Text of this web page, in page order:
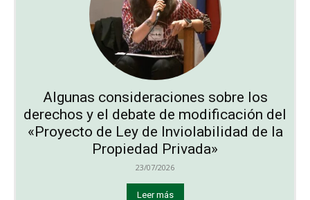
Algunas consideraciones sobre los
derechos y el debate de modificación del
«Proyecto de Ley de Inviolabilidad de la
Propiedad Privada»
23/07/2026
Leer más